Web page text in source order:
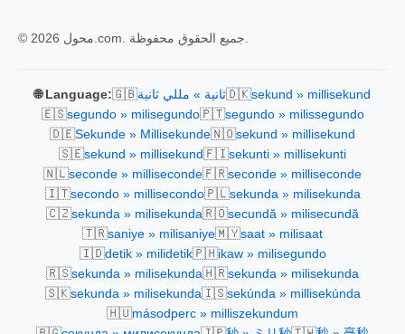
🌐 Language:🇬🇧ثانية » مللي ثانية🇩🇰sekund » millisekund
🇪🇸segundo » milisegundo🇵🇹segundo » milissegundo
🇩🇪Sekunde » Millisekunde🇳🇴sekund » millisekund
🇸🇪sekund » millisekund🇫🇮sekunti » millisekunti
🇳🇱seconde » milliseconde🇫🇷seconde » milliseconde
🇮🇹secondo » millisecondo🇵🇱sekunda » milisekunda
🇨🇿sekunda » milisekunda🇷🇴secundă » milisecundă
🇹🇷saniye » milisaniye🇲🇾saat » milisaat
🇮🇩detik » milidetik🇵🇭ikaw » milisegundo
🇷🇸sekunda » milisekunda🇭🇷sekunda » milisekunda
🇸🇰sekunda » milisekunda🇮🇸sekúnda » millisekúnda
🇭🇺másodperc » milliszekundum